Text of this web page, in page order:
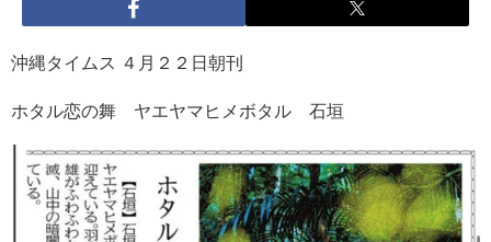
沖縄タイムス ４月２２日朝刊
ホタル恋の舞 ヤエヤマヒメボタル 石垣